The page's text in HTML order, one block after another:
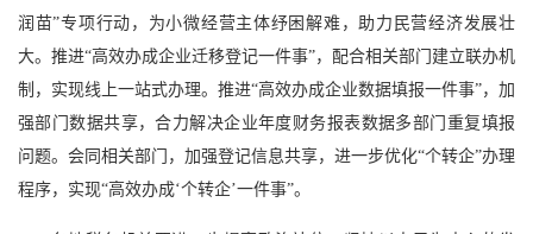
润苗”专项行动，为小微经营主体纾困解难，助力民营经济发展壮
大。推进“高效办成企业迁移登记一件事”，配合相关部门建立联办机
制，实现线上一站式办理。推进“高效办成企业数据填报一件事”，加
强部门数据共享，合力解决企业年度财务报表数据多部门重复填报
问题。会同相关部门，加强登记信息共享，进一步优化“个转企”办理
程序，实现“高效办成‘个转企’一件事”。